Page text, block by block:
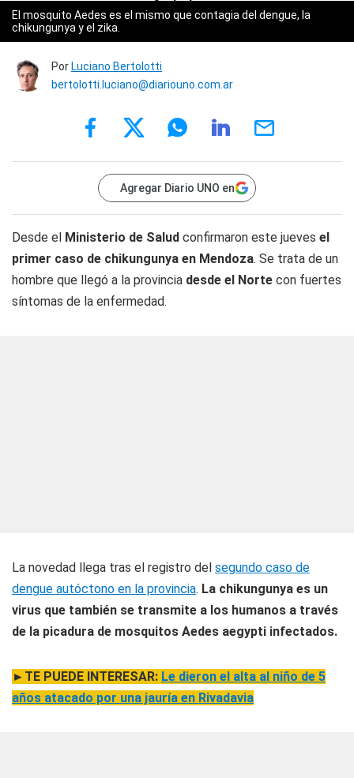
El mosquito Aedes es el mismo que contagia del dengue, la
chikungunya y el zika.
Por Luciano Bertolotti
bertolotti.luciano@diariouno.com.ar
Agregar Diario UNO en
Desde el Ministerio de Salud confirmaron este jueves el
primer caso de chikungunya en Mendoza. Se trata de un
hombre que llegó a la provincia desde el Norte con fuertes
síntomas de la enfermedad.
La novedad llega tras el registro del segundo caso de
dengue autóctono en la provincia. La chikungunya es un
virus que también se transmite a los humanos a través
de la picadura de mosquitos Aedes aegypti infectados.
►TE PUEDE INTERESAR: Le dieron el alta al niño de 5
años atacado por una jauría en Rivadavia